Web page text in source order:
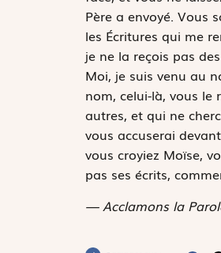
Père a envoyé. Vous
les Écritures qui me
je ne la reçois pas
Moi, je suis venu au
nom, celui-là, vous le
autres, et qui ne
vous accuserai
vous croyiez Moïse,
pas ses écrits,
— Acclamons la